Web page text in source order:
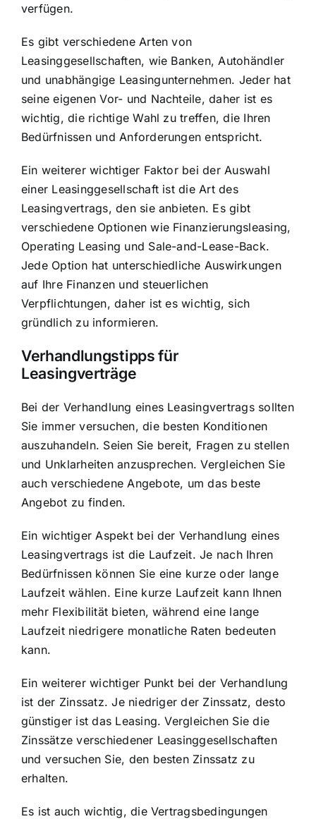
verfügen.
Es gibt verschiedene Arten von
Leasinggesellschaften, wie Banken, Autohändler
und unabhängige Leasingunternehmen. Jeder hat
seine eigenen Vor- und Nachteile, daher ist es
wichtig, die richtige Wahl zu treffen, die Ihren
Bedürfnissen und Anforderungen entspricht.
Ein weiterer wichtiger Faktor bei der Auswahl
einer Leasinggesellschaft ist die Art des
Leasingvertrags, den sie anbieten. Es gibt
verschiedene Optionen wie Finanzierungsleasing,
Operating Leasing und Sale-and-Lease-Back.
Jede Option hat unterschiedliche Auswirkungen
auf Ihre Finanzen und steuerlichen
Verpflichtungen, daher ist es wichtig, sich
gründlich zu informieren.
Verhandlungstipps für
Leasingverträge
Bei der Verhandlung eines Leasingvertrags sollten
Sie immer versuchen, die besten Konditionen
auszuhandeln. Seien Sie bereit, Fragen zu stellen
und Unklarheiten anzusprechen. Vergleichen Sie
auch verschiedene Angebote, um das beste
Angebot zu finden.
Ein wichtiger Aspekt bei der Verhandlung eines
Leasingvertrags ist die Laufzeit. Je nach Ihren
Bedürfnissen können Sie eine kurze oder lange
Laufzeit wählen. Eine kurze Laufzeit kann Ihnen
mehr Flexibilität bieten, während eine lange
Laufzeit niedrigere monatliche Raten bedeuten
kann.
Ein weiterer wichtiger Punkt bei der Verhandlung
ist der Zinssatz. Je niedriger der Zinssatz, desto
günstiger ist das Leasing. Vergleichen Sie die
Zinssätze verschiedener Leasinggesellschaften
und versuchen Sie, den besten Zinssatz zu
erhalten.
Es ist auch wichtig, die Vertragsbedingungen